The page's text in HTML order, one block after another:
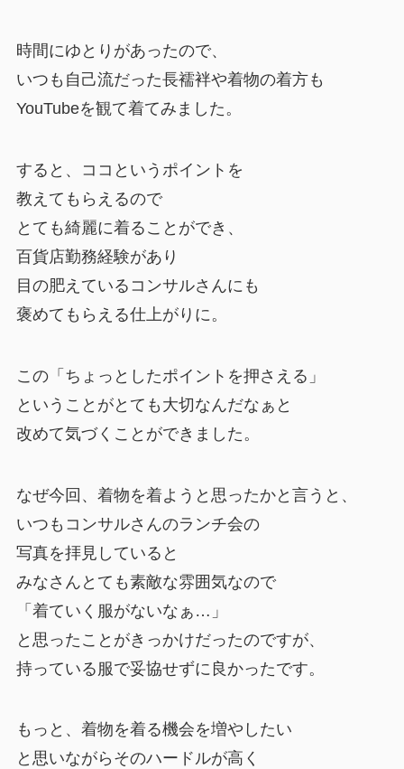
時間にゆとりがあったので、
いつも自己流だった長襦袢や着物の着方も
YouTubeを観て着てみました。
すると、ココというポイントを
教えてもらえるので
とても綺麗に着ることができ、
百貨店勤務経験があり
目の肥えているコンサルさんにも
褒めてもらえる仕上がりに。
この「ちょっとしたポイントを押さえる」
ということがとても大切なんだなぁと
改めて気づくことができました。
なぜ今回、着物を着ようと思ったかと言うと、
いつもコンサルさんのランチ会の
写真を拝見していると
みなさんとても素敵な雰囲気なので
「着ていく服がないなぁ…」
と思ったことがきっかけだったのですが、
持っている服で妥協せずに良かったです。
もっと、着物を着る機会を増やしたい
と思いながらそのハードルが高く